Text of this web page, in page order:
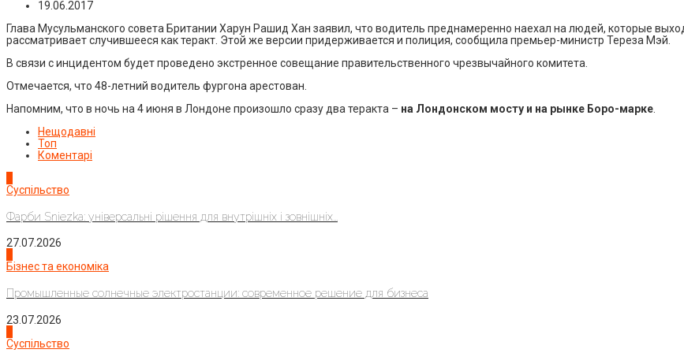
19.06.2017
Глава Мусульманского совета Британии Харун Рашид Хан заявил, что водитель преднамеренно наехал на людей, которые
рассматривает случившееся как теракт. Этой же версии придерживается и полиция, сообщила премьер-министр Тереза Мэй.
В связи с инцидентом будет проведено экстренное совещание правительственного чрезвычайного комитета.
Отмечается, что 48-летний водитель фургона арестован.
Напомним, что в ночь на 4 июня в Лондоне произошло сразу два теракта – на Лондонском мосту и на рынке Боро-марке
Нещодавні
Топ
Коментарі
Суспільство
Фарби Sniezka: універсальні рішення для внутрішніх і зовнішніх...
27.07.2026
Бізнес та економіка
Промышленные солнечные электростанции: современное решение для бизнеса
23.07.2026
Суспільство